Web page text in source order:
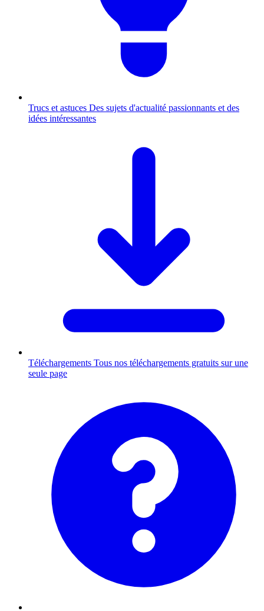
Trucs et astuces Des sujets d'actualité passionnants et des
idées intéressantes
Téléchargements Tous nos téléchargements gratuits sur une
seule page